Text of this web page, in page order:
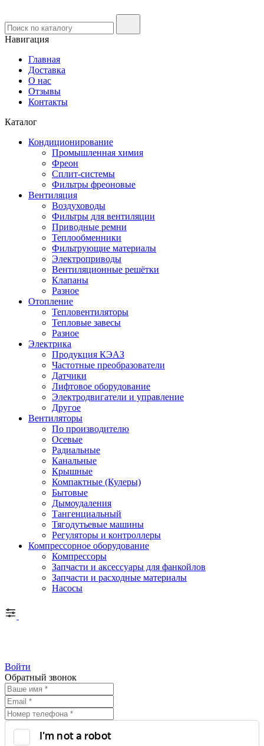
Навигация
Главная
Доставка
О нас
Отзывы
Контакты
Каталог
Кондиционирование
Промышленная химия
Фреон
Сплит-системы
Фильтры фреоновые
Вентиляция
Воздуховоды
Фильтры для вентиляции
Приводные ремни
Теплообменники
Фильтрующие материалы
Электроприводы
Вентиляционные решётки
Клапаны
Разное
Отопление
Тепловентиляторы
Тепловые завесы
Разное
Электрика
Продукция КЭАЗ
Частотные преобразователи
Датчики
Лифтовое оборудование
Электродвигатели и управление
Другое
Вентиляторы
По производителю
Осевые
Радиальные
Канальные
Крышные
Компактные (Кулеры)
Бытовые
Дымоудаления
Тангенциальный
Тягодутьевые машины
Регуляторы и контроллеры
Компрессорное оборудование
Компрессоры
Запчасти и аксессуары для фанкойлов
Запчасти и расходные материалы
Насосы
Войти
Обратный звонок